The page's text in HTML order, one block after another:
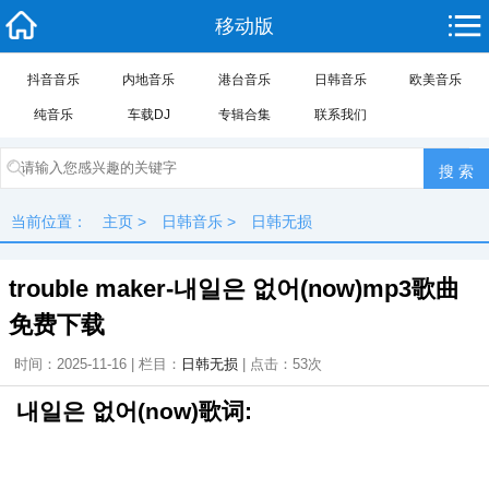
移动版
抖音音乐 内地音乐 港台音乐 日韩音乐 欧美音乐
纯音乐 车载DJ 专辑合集 联系我们
当前位置： 主页 > 日韩音乐 > 日韩无损
trouble maker-내일은 없어(now)mp3歌曲
免费下载
时间：2025-11-16 | 栏目： 日韩无损 | 点击： 53次
내일은 없어(now)歌词: